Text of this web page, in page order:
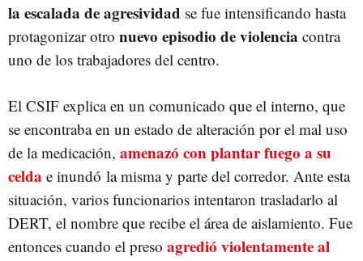
la escalada de agresividad se fue intensificando hasta
protagonizar otro nuevo episodio de violencia contra
uno de los trabajadores del centro.
El CSIF explica en un comunicado que el interno, que
se encontraba en un estado de alteración por el mal uso
de la medicación, amenazó con plantar fuego a su
celda e inundó la misma y parte del corredor. Ante esta
situación, varios funcionarios intentaron trasladarlo al
DERT, el nombre que recibe el área de aislamiento. Fue
entonces cuando el preso agredió violentamente al